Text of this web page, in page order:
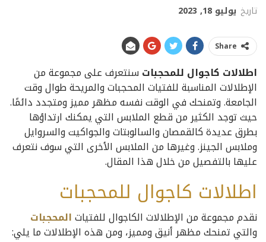
تاريخ يوليو 18, 2023
Share
اطلالات كاجوال للمحجبات سنتعرف على مجموعة من
الإطلالات المناسبة للفتيات المحجبات والمريحة طوال وقت
الجامعة. وتمنحك في الوقت نفسه مظهر مميز ومتجدد دائمًا.
حيث توجد الكثير من قطع الملابس التي يمكنك ارتداؤها
بطرق عديدة كالقمصان والسالوبتات والجواكيت والسروايل
وملابس الجينز. وغيرها من الملابس الأخرى التي سوف نتعرف
عليها بالتفصيل من خلال هذا المقال.
اطلالات كاجوال للمحجبات
نقدم مجموعة من الإطلالات الكاجوال للفتياتالمحجبات
والتي تمنحك مظهر أنيق ومميز، ومن هذه الإطلالات ما يلي: